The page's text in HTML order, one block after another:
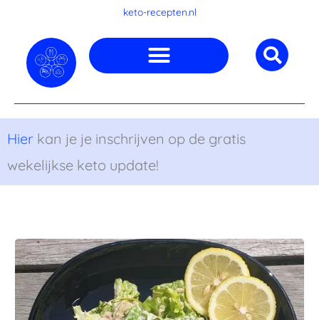
inhoud
keto-recepten.nl
Hier kan je je inschrijven op de gratis
wekelijkse keto update!